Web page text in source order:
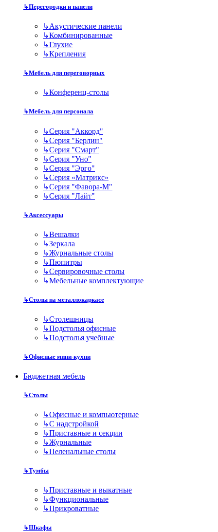
↳Перегородки и панели
↳Акустические панели
↳Комбинированные
↳Глухие
↳Крепления
↳Мебель для переговорных
↳Конференц-столы
↳Мебель для персонала
↳Серия "Аккорд"
↳Серия "Берлин"
↳Серия "Смарт"
↳Серия "Уно"
↳Серия "Эрго"
↳Серия «Матрикс»
↳Серия "Фавора-М"
↳Серия "Лайт"
↳Аксессуары
↳Вешалки
↳Зеркала
↳Журнальные столы
↳Пюпитры
↳Сервировочные столы
↳Мебельные комплектующие
↳Столы на металлокаркасе
↳Столешницы
↳Подстолья офисные
↳Подстолья учебные
↳Офисные мини-кухни
Бюджетная мебель
↳Столы
↳Офисные и компьютерные
↳С надстройкой
↳Приставные и секции
↳Журнальные
↳Пеленальные столы
↳Тумбы
↳Приставные и выкатные
↳Функциональные
↳Прикроватные
↳Шкафы